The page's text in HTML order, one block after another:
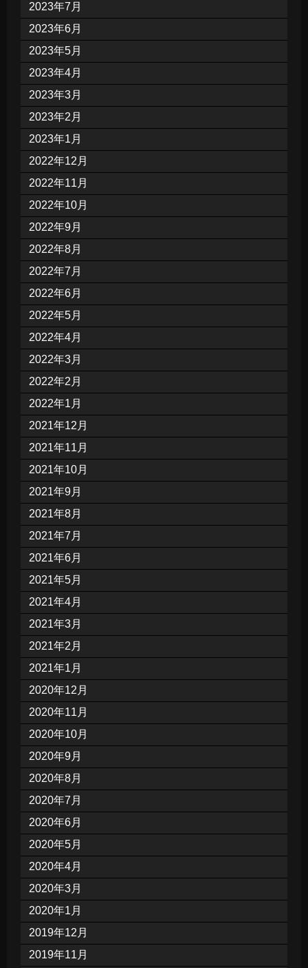
2023年7月
2023年6月
2023年5月
2023年4月
2023年3月
2023年2月
2023年1月
2022年12月
2022年11月
2022年10月
2022年9月
2022年8月
2022年7月
2022年6月
2022年5月
2022年4月
2022年3月
2022年2月
2022年1月
2021年12月
2021年11月
2021年10月
2021年9月
2021年8月
2021年7月
2021年6月
2021年5月
2021年4月
2021年3月
2021年2月
2021年1月
2020年12月
2020年11月
2020年10月
2020年9月
2020年8月
2020年7月
2020年6月
2020年5月
2020年4月
2020年3月
2020年1月
2019年12月
2019年11月